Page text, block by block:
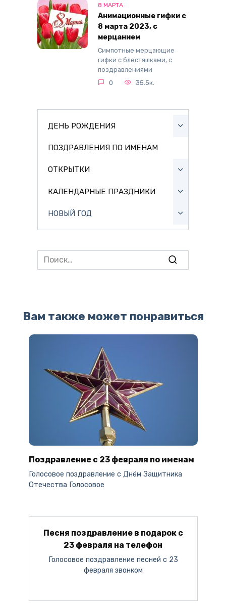
8 МАРТА
Анимационные гифки с
8 марта 2023, с
мерцанием
Симпотные мерцающие
гифки с блестяшками, с
поздравлениями
0
35.5к.
ДЕНЬ РОЖДЕНИЯ
ПОЗДРАВЛЕНИЯ ПО ИМЕНАМ
ОТКРЫТКИ
КАЛЕНДАРНЫЕ ПРАЗДНИКИ
НОВЫЙ ГОД
Search
for:
Вам также может понравиться
Поздравление с 23 февраля по именам
Голосовое поздравление c Днём Защитника
Отечества Голосовое
Песня поздравление в подарок с
23 февраля на телефон
Голосовое поздравление песней с 23
февраля звонком